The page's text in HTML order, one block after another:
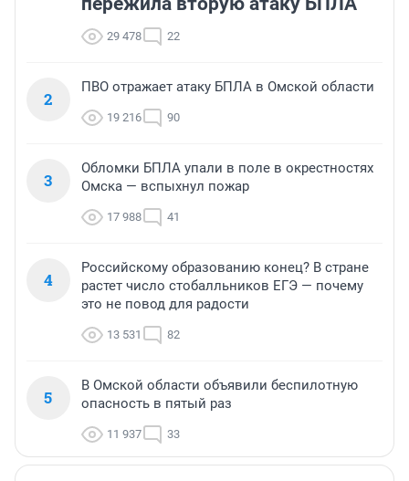
29 478 22
2
ПВО отражает атаку БПЛА в Омской области
19 216 90
3
Обломки БПЛА упали в поле в окрестностях
Омска — вспыхнул пожар
17 988 41
4
Российскому образованию конец? В стране
растет число стобалльников ЕГЭ — почему
это не повод для радости
13 531 82
5
В Омской области объявили беспилотную
опасность в пятый раз
11 937 33